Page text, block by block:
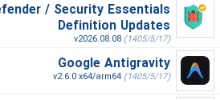
/ Security Essentials
Definition Updates
v2026.08.08 (1405/5/17)
Google Antigravity
v2.6.0 x64/arm64 (1405/5/17)